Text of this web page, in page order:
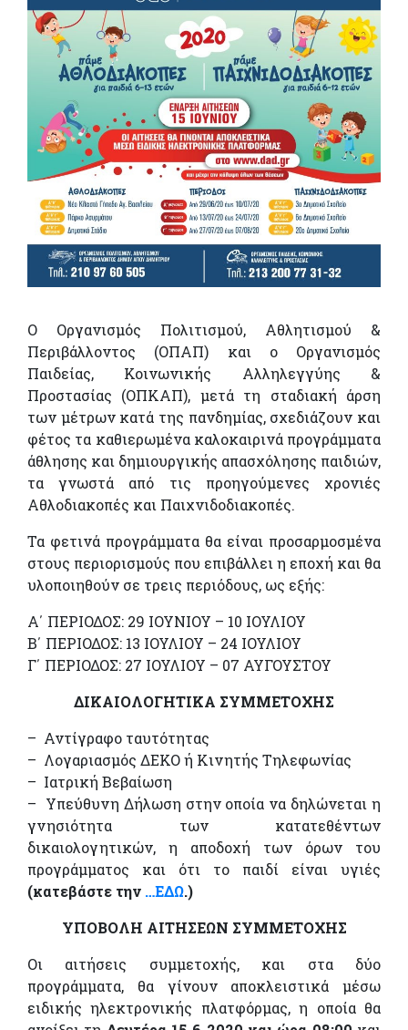
Ο Οργανισμός Πολιτισμού, Αθλητισμού &
Περιβάλλοντος (ΟΠΑΠ) και ο Οργανισμός
Παιδείας, Κοινωνικής Αλληλεγγύης &
Προστασίας (ΟΠΚΑΠ), μετά τη σταδιακή άρση
των μέτρων κατά της πανδημίας, σχεδιάζουν και
φέτος τα καθιερωμένα καλοκαιρινά προγράμματα
άθλησης και δημιουργικής απασχόλησης παιδιών,
τα γνωστά από τις προηγούμενες χρονιές
Αθλοδιακοπές και Παιχνιδοδιακοπές.
Τα φετινά προγράμματα θα είναι προσαρμοσμένα
στους περιορισμούς που επιβάλλει η εποχή και θα
υλοποιηθούν σε τρεις περιόδους, ως εξής:
Α΄ ΠΕΡΙΟΔΟΣ: 29 ΙΟΥΝΙΟΥ – 10 ΙΟΥΛΙΟΥ
Β΄ ΠΕΡΙΟΔΟΣ: 13 ΙΟΥΛΙΟΥ – 24 ΙΟΥΛΙΟΥ
Γ΄ ΠΕΡΙΟΔΟΣ: 27 ΙΟΥΛΙΟΥ – 07 ΑΥΓΟΥΣΤΟΥ
ΔΙΚΑΙΟΛΟΓΗΤΙΚΑ ΣΥΜΜΕΤΟΧΗΣ
– Αντίγραφο ταυτότητας
– Λογαριασμός ΔΕΚΟ ή Κινητής Τηλεφωνίας
– Ιατρική Βεβαίωση
– Υπεύθυνη Δήλωση στην οποία να δηλώνεται η
γνησιότητα των κατατεθέντων
δικαιολογητικών, η αποδοχή των όρων του
προγράμματος και ότι το παιδί είναι υγιές
(κατεβάστε την …ΕΔΩ.)
ΥΠΟΒΟΛΗ ΑΙΤΗΣΕΩΝ ΣΥΜΜΕΤΟΧΗΣ
Οι αιτήσεις συμμετοχής, και στα δύο
προγράμματα, θα γίνουν αποκλειστικά μέσω
ειδικής ηλεκτρονικής πλατφόρμας, η οποία θα